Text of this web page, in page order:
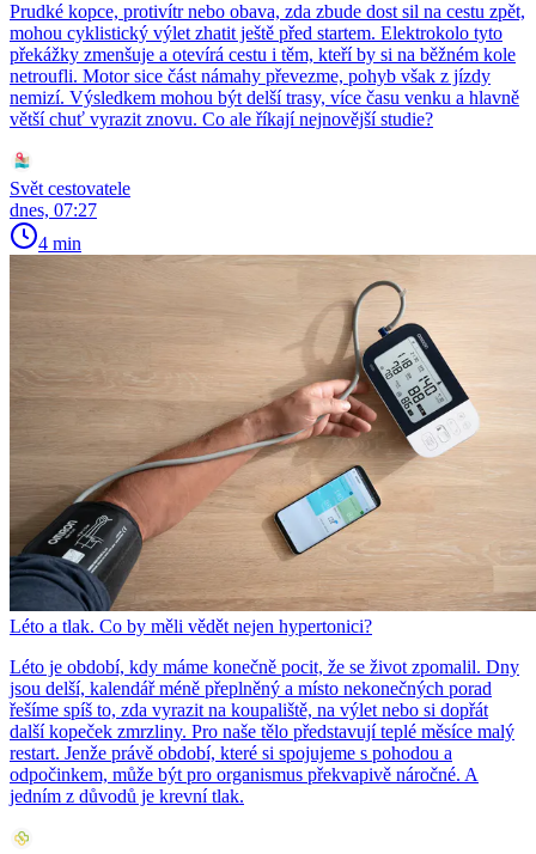
Prudké kopce, protivítr nebo obava, zda zbude dost sil na cestu zpět,
mohou cyklistický výlet zhatit ještě před startem. Elektrokolo tyto
překážky zmenšuje a otevírá cestu i těm, kteří by si na běžném kole
netroufli. Motor sice část námahy převezme, pohyb však z jízdy
nemizí. Výsledkem mohou být delší trasy, více času venku a hlavně
větší chuť vyrazit znovu. Co ale říkají nejnovější studie?
Svět cestovatele
dnes, 07:27
4 min
Léto a tlak. Co by měli vědět nejen hypertonici?
Léto je období, kdy máme konečně pocit, že se život zpomalil. Dny
jsou delší, kalendář méně přeplněný a místo nekonečných porad
řešíme spíš to, zda vyrazit na koupaliště, na výlet nebo si dopřát
další kopeček zmrzliny. Pro naše tělo představují teplé měsíce malý
restart. Jenže právě období, které si spojujeme s pohodou a
odpočinkem, může být pro organismus překvapivě náročné. A
jedním z důvodů je krevní tlak.